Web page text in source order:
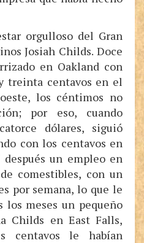
orgulloso del Gran
Josiah Childs. Doce
en Oakland con
treinta centavos en el
los céntimos no
por eso, cuando
dólares, siguió
con los centavos en
un empleo en
comestibles, con un
por semana, lo que le
meses un pequeño
Childs en East Falls,
centavos le habían